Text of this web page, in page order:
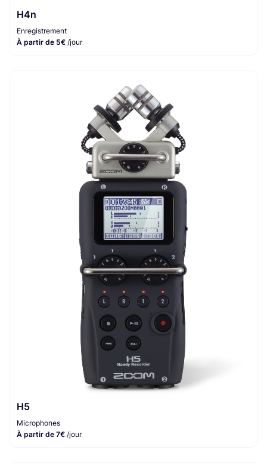
H4n
Enregistrement
À partir de 5€ /jour
H5
Microphones
À partir de 7€ /jour